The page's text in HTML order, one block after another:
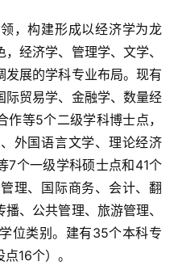
，构建形成以经济学为龙
经济学、管理学、文学、
展的学科专业布局。现有
际贸易学、金融学、数量经
等5个二级学科博士点，
外国语言文学、理论经济
7个一级学科硕士点和41个
理、国际商务、会计、翻
、公共管理、旅游管理、
位类别。建有35个本科专
16个）。